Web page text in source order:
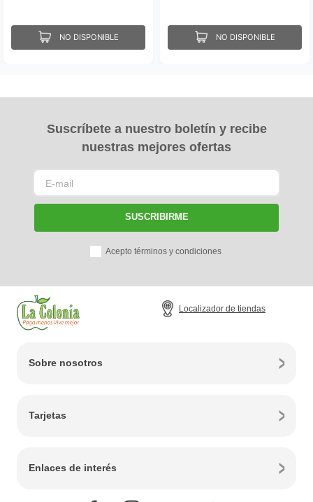
NO DISPONIBLE NO DISPONIBLE
Suscríbete a nuestro boletín y recibe
nuestras mejores ofertas
SUSCRIBIRME
Acepto términos y condiciones
Localizador de tiendas
Sobre nosotros
Tarjetas
Enlaces de interés